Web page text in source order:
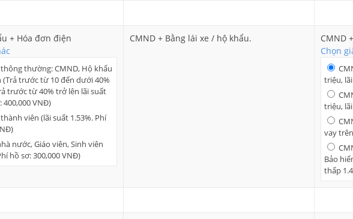
+ Hóa đơn điện
thường: CMND, Hộ khẩu
trước từ 10 đến dưới 40%
trước từ 40% trở lên lãi suất
400,000 VNĐ)
viên (lãi suất 1.53%. Phí
nước, Giáo viên, Sinh viên
hồ sơ: 300,000 VNĐ)
CMND + Bằng lái xe / hộ khẩu.
CMND
Chọn
triệu,
triệu,
vay
Bảo
thấp